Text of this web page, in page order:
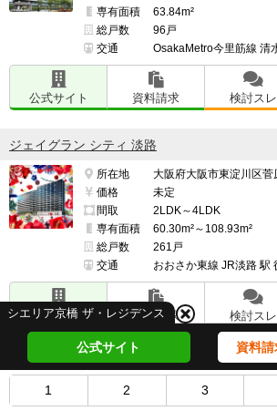
シエリア京橋 ザ・レジデンス
公式サイト 資料
1 2 3
専有面積
63.84m²
総戸数
96戸
交通
OsakaMetro今里筋線 清
公式サイト 資料請求 検討スレ
ジェイグラン シティ 淡路
所在地
大阪府大阪市東淀川区菅
価格
未定
間取
2LDK～4LDK
専有面積
60.30m²～108.93m²
総戸数
261戸
交通
おおさか東線 JR淡路 駅
公式サイト 資料請求 検討スレ
SOLTIA WEST CITY FRONT（ソルティア ウ
ト）
所在地
大阪府大阪市西区立売堀